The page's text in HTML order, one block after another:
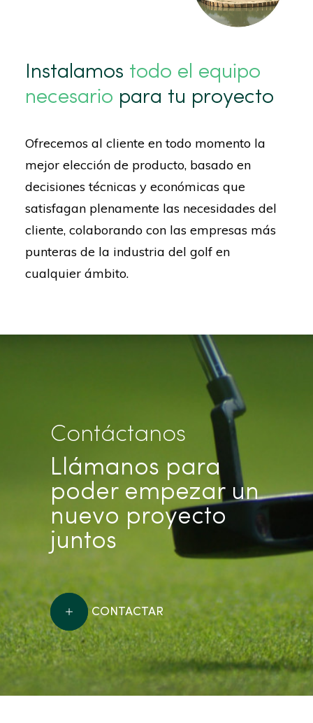
Instalamos todo el equipo
necesario para tu proyecto
Ofrecemos al cliente en todo momento la
mejor elección de producto, basado en
decisiones técnicas y económicas que
satisfagan plenamente las necesidades del
cliente, colaborando con las empresas más
punteras de la industria del golf en
cualquier ámbito.
Contáctanos
Llámanos para
poder empezar un
nuevo proyecto
juntos
CONTACTAR